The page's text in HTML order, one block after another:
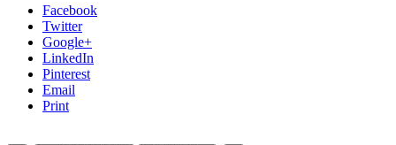
Facebook
Twitter
Google+
LinkedIn
Pinterest
Email
Print